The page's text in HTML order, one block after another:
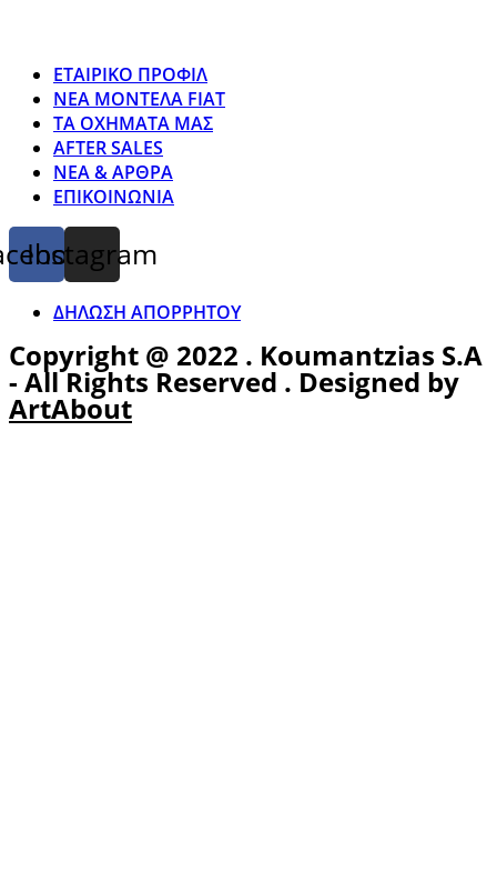
ΕΤΑΙΡΙΚΟ ΠΡΟΦΙΛ
ΝΕΑ ΜΟΝΤΕΛΑ FIAT
ΤΑ ΟΧΗΜΑΤΑ ΜΑΣ
AFTER SALES
ΝΕΑ & ΑΡΘΡΑ
ΕΠΙΚΟΙΝΩΝΙΑ
Instagram
ΔΗΛΩΣΗ ΑΠΟΡΡΗΤΟΥ
Copyright @ 2022 . Koumantzias S.A
- All Rights Reserved . Designed by
ArtAbout